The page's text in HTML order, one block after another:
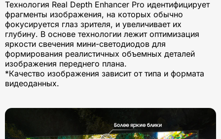
Технология Real Depth Enhancer Pro идентифицирует
фрагменты изображения, на которых обычно
фокусируется глаз зрителя, и увеличивает их
глубину. В основе технологии лежит оптимизация
яркости свечения мини-светодиодов для
формирования реалистичных объемных деталей
изображения переднего плана.
*Качество изображения зависит от типа и формата
видеоданных.